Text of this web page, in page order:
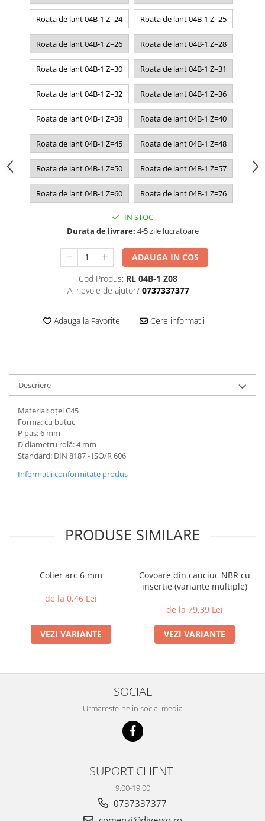
Roata de lant 04B-1 Z=24 Roata de lant 04B-1 Z=25
Roata de lant 04B-1 Z=26 Roata de lant 04B-1 Z=28
Roata de lant 04B-1 Z=30 Roata de lant 04B-1 Z=31
Roata de lant 04B-1 Z=32 Roata de lant 04B-1 Z=36
Roata de lant 04B-1 Z=38 Roata de lant 04B-1 Z=40
Roata de lant 04B-1 Z=45 Roata de lant 04B-1 Z=48
Roata de lant 04B-1 Z=50 Roata de lant 04B-1 Z=57
Roata de lant 04B-1 Z=60 Roata de lant 04B-1 Z=76
IN STOC
Durata de livrare: 4-5 zile lucratoare
ADAUGA IN COS
Cod Produs: RL 04B-1 Z08
Ai nevoie de ajutor? 0737337377
Adauga la Favorite Cere informatii
Descriere
Material: oțel C45
Forma: cu butuc
P pas: 6 mm
D diametru rolă: 4 mm
Standard: DIN 8187 - ISO/R 606
Informatii conformitate produs
PRODUSE SIMILARE
Colier arc 6 mm
de la 0,46 Lei
VEZI VARIANTE
Covoare din cauciuc NBR cu
insertie (variante multiple)
de la 79,39 Lei
VEZI VARIANTE
SOCIAL
Urmareste-ne in social media
SUPORT CLIENTI
9.00-19.00
0737337377